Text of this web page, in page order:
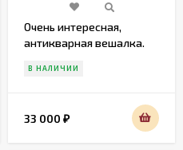
Очень интересная,
антикварная вешалка.
В НАЛИЧИИ
33 000 ₽